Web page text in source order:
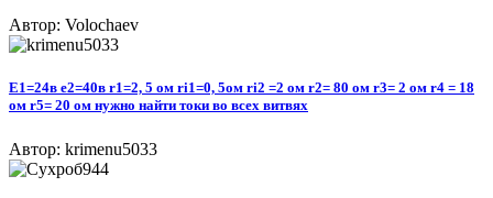
Автор: Volochaev
E1=24в e2=40в r1=2, 5 ом ri1=0, 5ом ri2 =2 ом r2= 80 ом r3= 2 ом r4 = 18
ом r5= 20 ом нужно найти токи во всех витвях
Автор: krimenu5033